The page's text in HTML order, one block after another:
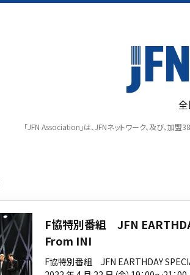
全
「JFN Association」は、JFNネットワーク、及び、加
F協特別番組 JFN
From INI
F協特別番組 JFN EARTHDAY